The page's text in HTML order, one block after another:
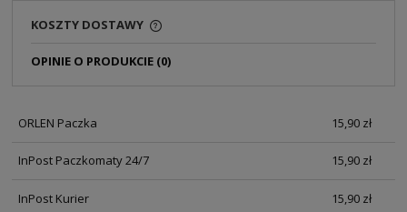
KOSZTY DOSTAWY
OPINIE O PRODUKCIE (0)
ORLEN Paczka 15,90 zł
InPost Paczkomaty 24/7 15,90 zł
InPost Kurier 15,90 zł